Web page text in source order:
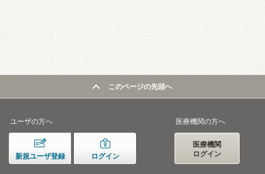
このページの先頭へ
ユーザの方へ
新規ユーザ登録 ログイン
医療機関の方へ
医療機関
ログイン